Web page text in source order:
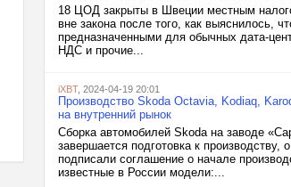
18 ЦОД закрыты в Швеции местным
вне закона после того, как выяснилось,
предназначенными для обычных дата-
НДС и прочие...
iXBT, 2024-04-19 20:01
Производство Skoda Octavia, Kodiaq,
на внутренний рынок
Сборка автомобилей Skoda на заводе
завершается подготовка к
подписали соглашение о начале
известные в России модели:...